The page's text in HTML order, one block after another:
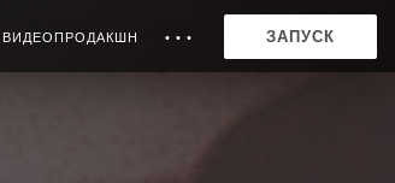
ВИДЕОПРОДАКШН • • • ЗАПУСК